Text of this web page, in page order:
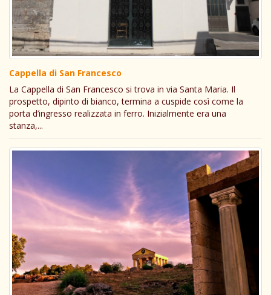
Cappella di San Francesco
La Cappella di San Francesco si trova in via Santa Maria. Il
prospetto, dipinto di bianco, termina a cuspide così come la
porta d’ingresso realizzata in ferro. Inizialmente era una
stanza,...